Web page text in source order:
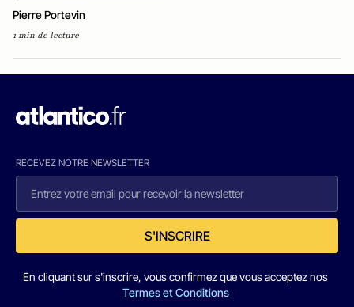
Pierre Portevin
1 min de lecture
RECEVEZ NOTRE NEWSLETTER
S'INSCRIRE
En cliquant sur s'inscrire, vous confirmez que vous acceptez nos
Termes et Conditions